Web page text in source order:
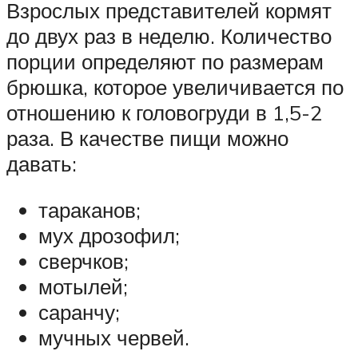
Взрослых представителей кормят
до двух раз в неделю. Количество
порции определяют по размерам
брюшка, которое увеличивается по
отношению к головогруди в 1,5-2
раза. В качестве пищи можно
давать:
тараканов;
мух дрозофил;
сверчков;
мотылей;
саранчу;
мучных червей.